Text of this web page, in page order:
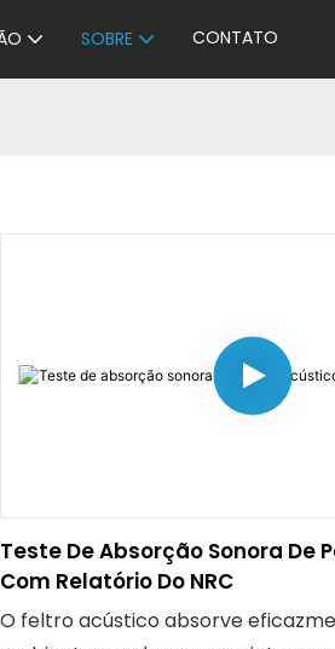
SOBRE CONTATO
Teste De Absorção Sonora De
Com Relatório Do NRC
O feltro acústico absorve